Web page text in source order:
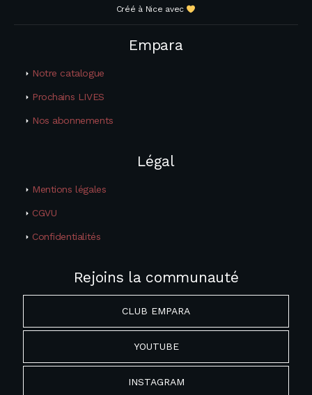
Créé à Nice avec
Empara
Notre catalogue
Prochains LIVES
Nos abonnements
Légal
Mentions légales
CGVU
Confidentialités
Rejoins la communauté
CLUB EMPARA
YOUTUBE
INSTAGRAM